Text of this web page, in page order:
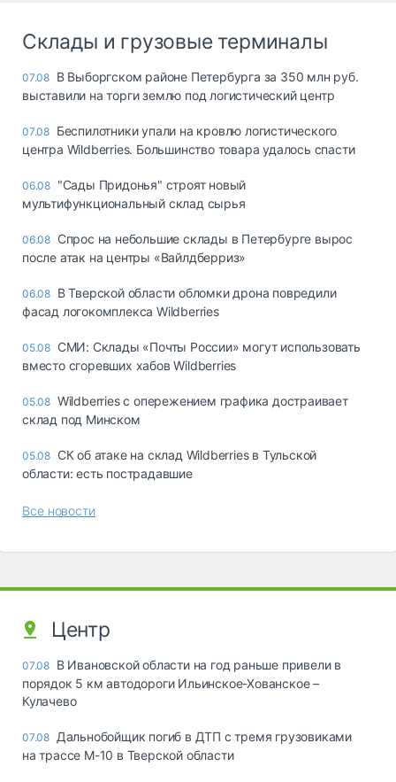
Склады и грузовые терминалы
07.08 В Выборгском районе Петербурга за 350 млн руб.
выставили на торги землю под логистический центр
07.08 Беспилотники упали на кровлю логистического
центра Wildberries. Большинство товара удалось спасти
06.08 "Сады Придонья" строят новый
мультифункциональный склад сырья
06.08 Спрос на небольшие склады в Петербурге вырос
после атак на центры «Вайлдберриз»
06.08 В Тверской области обломки дрона повредили
фасад логокомплекса Wildberries
05.08 СМИ: Склады «Почты России» могут использовать
вместо сгоревших хабов Wildberries
05.08 Wildberries с опережением графика достраивает
склад под Минском
05.08 СК об атаке на склад Wildberries в Тульской
области: есть пострадавшие
Все новости
Центр
07.08 В Ивановской области на год раньше привели в
порядок 5 км автодороги Ильинское-Хованское –
Кулачево
07.08 Дальнобойщик погиб в ДТП с тремя грузовиками
на трассе М-10 в Тверской области